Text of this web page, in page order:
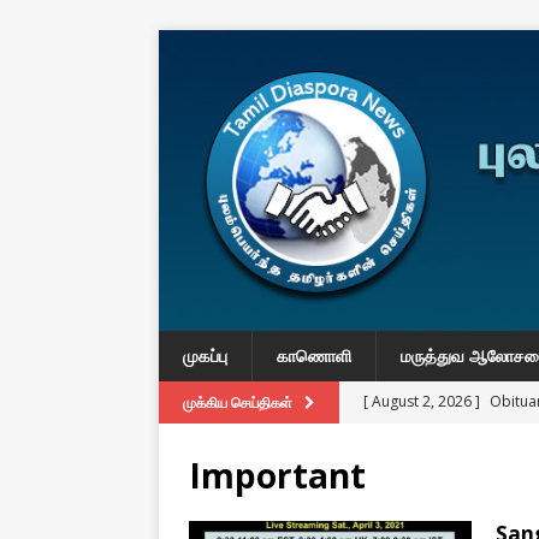
முகப்பு காணொளி மருத்துவ
முக்கிய செய்திகள் [ August 2, 2026 ]
[ August 2, 2026 ]
IMPORTANT
Important